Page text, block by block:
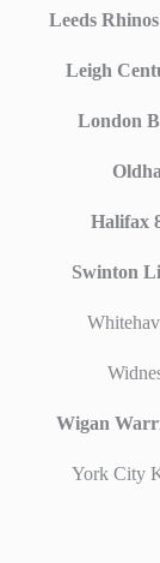
Leeds
Leigh
London
Halifax
Swinton
Wigan
York City